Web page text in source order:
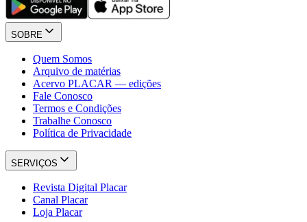
SOBRE
Quem Somos
Arquivo de matérias
Acervo PLACAR — edições
Fale Conosco
Termos e Condições
Trabalhe Conosco
Política de Privacidade
SERVIÇOS
Revista Digital Placar
Canal Placar
Loja Placar